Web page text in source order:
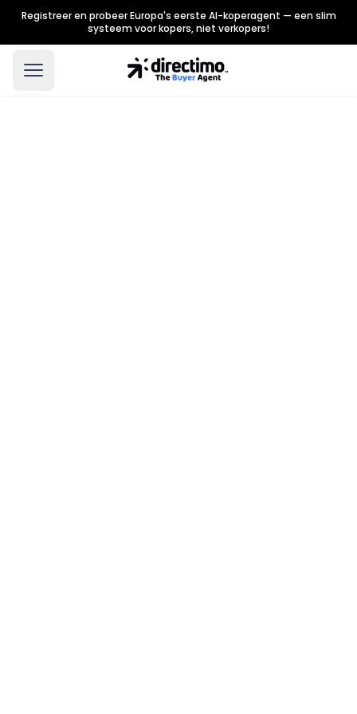
Registreer en probeer Europa's eerste AI-koperagent — een slim
systeem voor kopers, niet verkopers!